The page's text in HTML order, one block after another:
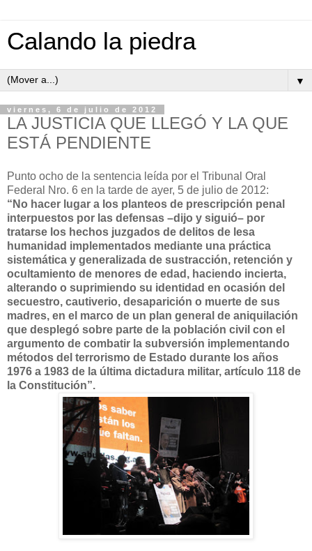
Calando la piedra
▼
viernes, 6 de julio de 2012
LA JUSTICIA QUE LLEGÓ Y LA QUE
ESTÁ PENDIENTE
Punto ocho de la sentencia leída por el Tribunal Oral
Federal Nro. 6 en la tarde de ayer, 5 de julio de 2012:
“No hacer lugar a los planteos de prescripción penal
interpuestos por las defensas –dijo y siguió– por
tratarse los hechos juzgados de delitos de lesa
humanidad implementados mediante una práctica
sistemática y generalizada de sustracción, retención y
ocultamiento de menores de edad, haciendo incierta,
alterando o suprimiendo su identidad en ocasión del
secuestro, cautiverio, desaparición o muerte de sus
madres, en el marco de un plan general de aniquilación
que desplegó sobre parte de la población civil con el
argumento de combatir la subversión implementando
métodos del terrorismo de Estado durante los años
1976 a 1983 de la última dictadura militar, artículo 118 de
la Constitución”.